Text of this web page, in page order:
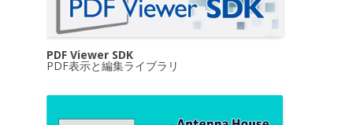
PDF Viewer SDK
PDF表示と編集ライブラリ